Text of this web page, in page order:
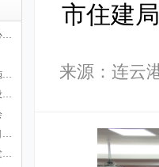
市住建
来源：连云
…
…
…
…
…